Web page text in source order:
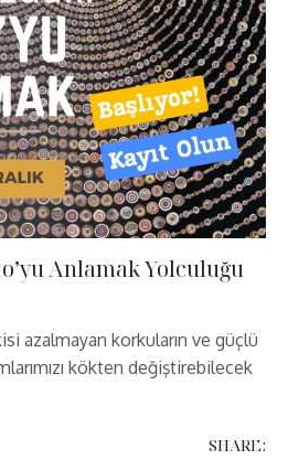
Anlamak Yolculuğu
azalmayan korkuların ve güçlü
kökten değiştirebilecek
SHARE: